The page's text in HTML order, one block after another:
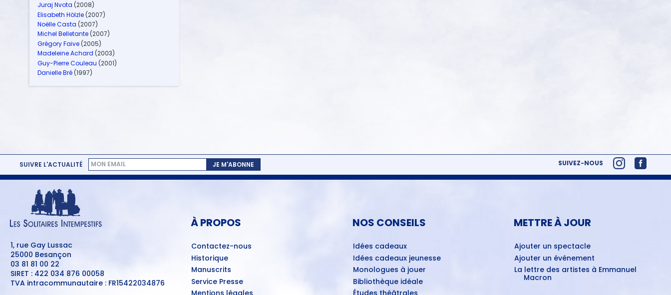
Juraj Nvota (2008)
Elisabeth Hölzle (2007)
Noëlle Casta (2007)
Michel Belletante (2007)
Grégory Faive (2005)
Madeleine Achard (2003)
Guy-Pierre Couleau (2001)
Danielle Bré (1997)
SUIVRE L'ACTUALITÉ JE M'ABONNE SUIVEZ-NOUS
1, rue Gay Lussac
25000 Besançon
03 81 81 00 22
SIRET : 422 034 876 00058
TVA intracommunautaire : FR15422034876
À PROPOS
Contactez-nous
Historique
Manuscrits
Service Presse
Mentions légales
NOS CONSEILS
Idées cadeaux
Idées cadeaux jeunesse
Monologues à jouer
Bibliothèque idéale
Études théâtrales
METTRE À JOUR
Ajouter un spectacle
Ajouter un événement
La lettre des artistes à Emmanuel
Macron